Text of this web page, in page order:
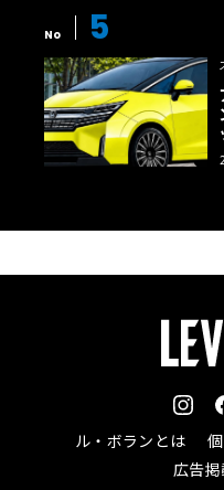
No 5
ル・ボランとは
広告